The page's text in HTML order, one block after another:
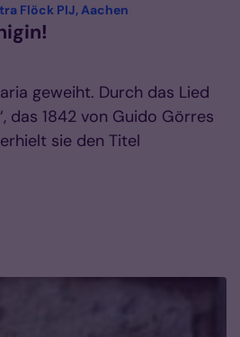
Flöck PIJ, Aachen
geweiht. Durch das Lied
das 1842 von Guido Görres
sie den Titel